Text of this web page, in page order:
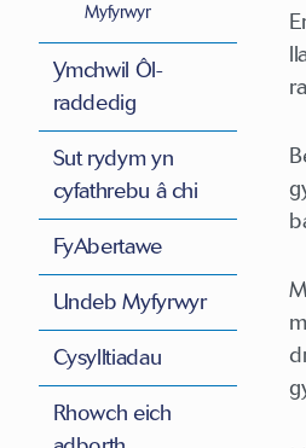
Myfyrwyr
Ymchwil Ôl-
raddedig
Sut rydym yn
cyfathrebu â chi
FyAbertawe
Undeb Myfyrwyr
Cysylltiadau
Rhowch eich